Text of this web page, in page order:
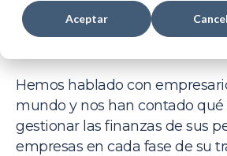
Aceptar
Empresarios éxito nos
Hemos hablado con
mundo y nos han contado qué
gestionarlas finanzas de sus
empresas en cada fase de su